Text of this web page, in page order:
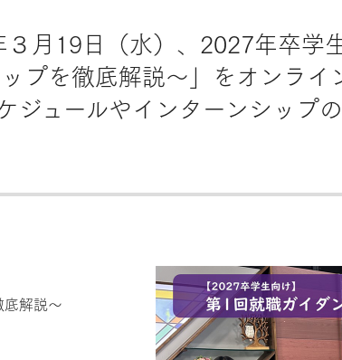
月19日（水）、2027年卒学
プを徹底解説～」をオンラ
ジュールやインターンシップ
解説～